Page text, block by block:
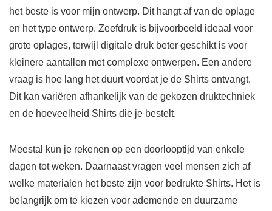
het beste is voor mijn ontwerp. Dit hangt af van de oplage
en het type ontwerp. Zeefdruk is bijvoorbeeld ideaal voor
grote oplages, terwijl digitale druk beter geschikt is voor
kleinere aantallen met complexe ontwerpen. Een andere
vraag is hoe lang het duurt voordat je de Shirts ontvangt.
Dit kan variëren afhankelijk van de gekozen druktechniek
en de hoeveelheid Shirts die je bestelt.
Meestal kun je rekenen op een doorlooptijd van enkele
dagen tot weken. Daarnaast vragen veel mensen zich af
welke materialen het beste zijn voor bedrukte Shirts. Het is
belangrijk om te kiezen voor ademende en duurzame